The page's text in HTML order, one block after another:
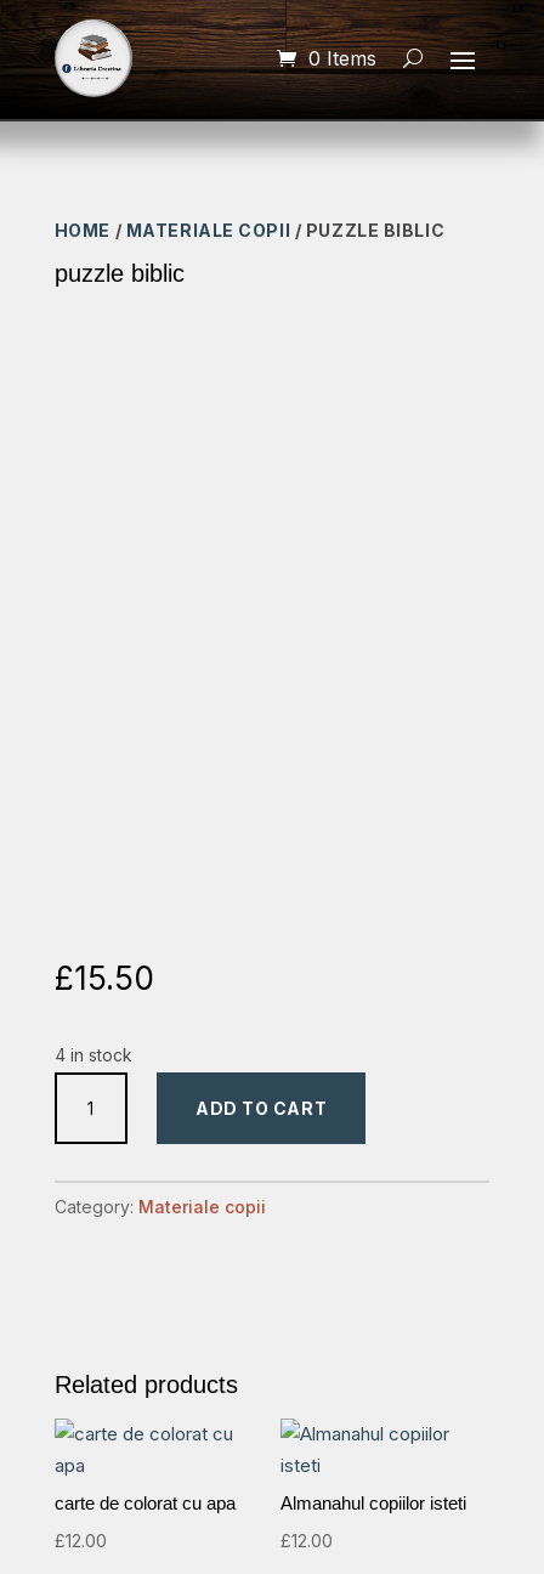
0 Items
HOME / MATERIALE COPII / PUZZLE BIBLIC
puzzle biblic
£15.50
4 in stock
biblic
ADD TO CART
Category: Materiale copii
Related products
carte de colorat cu apa
£12.00
Almanahul copiilor isteti
£12.00